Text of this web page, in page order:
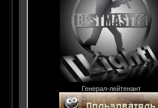
Генерал-лейтенант